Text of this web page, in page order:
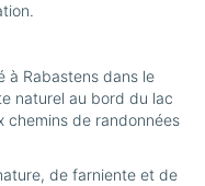
à Rabastens dans le
naturel au bord du lac
chemins de randonnées
de farniente et de